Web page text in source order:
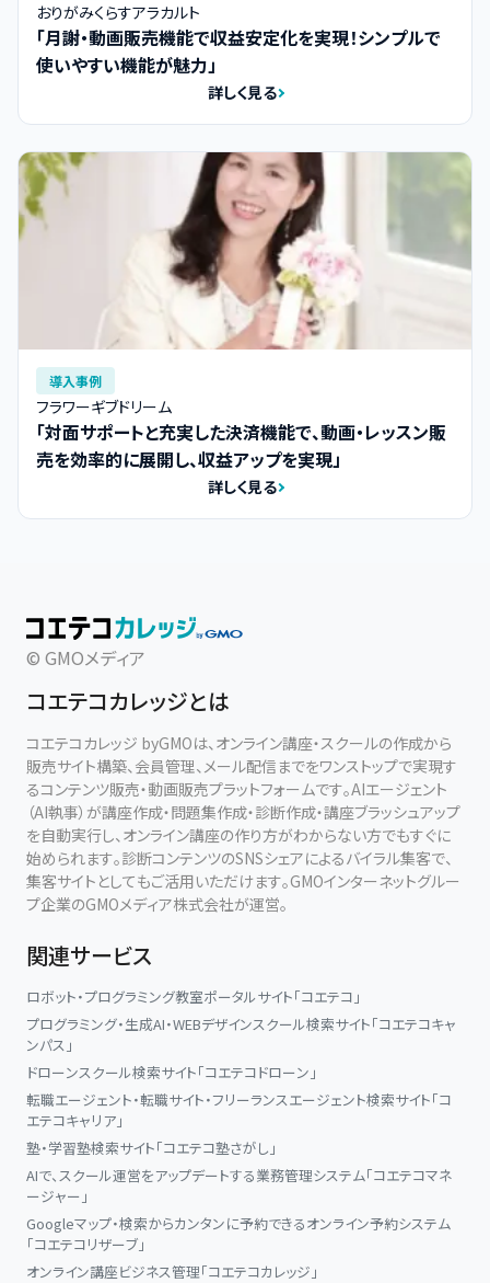
おりがみくらすアラカルト
「月謝・動画販売機能で収益安定化を実現！シンプルで
使いやすい機能が魅力」
詳しく見る
導入事例
フラワーギブドリーム
「対面サポートと充実した決済機能で、動画・レッスン販
売を効率的に展開し、収益アップを実現」
詳しく見る
© GMOメディア
コエテコカレッジとは
コエテコカレッジ byGMOは、オンライン講座・スクールの作成から
販売サイト構築、会員管理、メール配信までをワンストップで実現す
るコンテンツ販売・動画販売プラットフォームです。AIエージェント
（AI執事）が講座作成・問題集作成・診断作成・講座ブラッシュアップ
を自動実行し、オンライン講座の作り方がわからない方でもすぐに
始められます。診断コンテンツのSNSシェアによるバイラル集客で、
集客サイトとしてもご活用いただけます。GMOインターネットグルー
プ企業のGMOメディア株式会社が運営。
関連サービス
ロボット・プログラミング教室ポータルサイト「コエテコ」
プログラミング・生成AI・WEBデザインスクール検索サイト「コエテコキャ
ンパス」
ドローンスクール検索サイト「コエテコドローン」
転職エージェント・転職サイト・フリーランスエージェント検索サイト「コ
エテコキャリア」
塾・学習塾検索サイト「コエテコ塾さがし」
AIで、スクール運営をアップデートする業務管理システム「コエテコマネ
ージャー」
Googleマップ・検索からカンタンに予約できるオンライン予約システム
「コエテコリザーブ」
オンライン講座ビジネス管理「コエテコカレッジ」